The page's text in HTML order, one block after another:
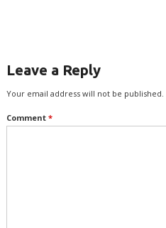
Leave a Reply
Your email address will not be published.
Comment *